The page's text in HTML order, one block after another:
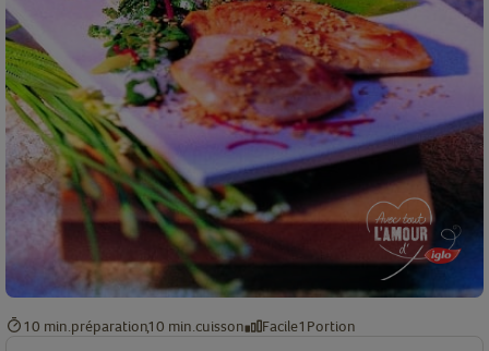
10 min. préparation10 min. cuisson Facile1 Portion